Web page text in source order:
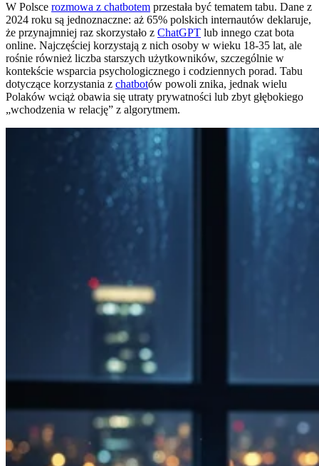
W Polsce rozmowa z chatbotem przestała być tematem tabu. Dane z
2024 roku są jednoznaczne: aż 65% polskich internautów deklaruje,
że przynajmniej raz skorzystało z ChatGPT lub innego czat bota
online. Najczęściej korzystają z nich osoby w wieku 18-35 lat, ale
rośnie również liczba starszych użytkowników, szczególnie w
kontekście wsparcia psychologicznego i codziennych porad. Tabu
dotyczące korzystania z chatbotów powoli znika, jednak wielu
Polaków wciąż obawia się utraty prywatności lub zbyt głębokiego
„wchodzenia w relację” z algorytmem.